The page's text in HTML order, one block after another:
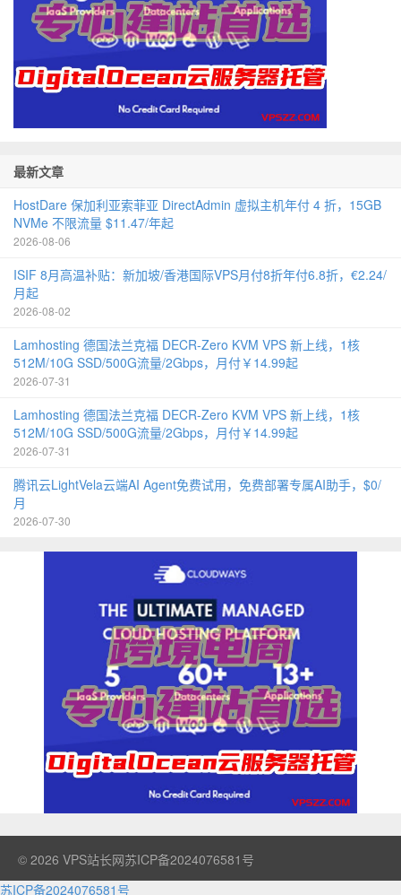
最新文章
HostDare 保加利亚索菲亚 DirectAdmin 虚拟主机年付 4 折，15GB
NVMe 不限流量 $11.47/年起
2026-08-06
ISIF 8月高温补贴：新加坡/香港国际VPS月付8折年付6.8折，€2.24/
月起
2026-08-02
Lamhosting 德国法兰克福 DECR-Zero KVM VPS 新上线，1核
512M/10G SSD/500G流量/2Gbps，月付￥14.99起
2026-07-31
Lamhosting 德国法兰克福 DECR-Zero KVM VPS 新上线，1核
512M/10G SSD/500G流量/2Gbps，月付￥14.99起
2026-07-31
腾讯云LightVela云端AI Agent免费试用，免费部署专属AI助手，$0/
月
2026-07-30
© 2026 VPS站长网苏ICP备2024076581号
苏ICP备2024076581号